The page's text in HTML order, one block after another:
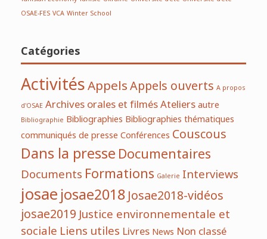
OSAE-FESVCAWinter School
Catégories
ActivitésAppelsAppels ouverts A propos
d'OSAEArchives orales et filmésAteliersautre
Bibliographie BibliographiesBibliographies thématiques
communiqués de presseConférencesCouscous
Dans la presseDocumentaires
DocumentsFormations Galerie Interviews
josaejosae2018Josae2018-vidéos
josae2019Justice environnementale et
socialeLiens utiles LivresNews Non classé